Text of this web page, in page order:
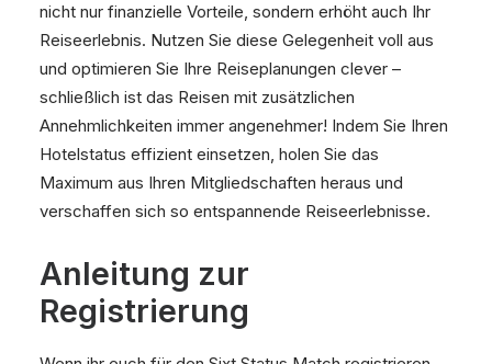
nicht nur finanzielle Vorteile, sondern erhöht auch Ihr
Reiseerlebnis. Nutzen Sie diese Gelegenheit voll aus
und optimieren Sie Ihre Reiseplanungen clever –
schließlich ist das Reisen mit zusätzlichen
Annehmlichkeiten immer angenehmer! Indem Sie Ihren
Hotelstatus effizient einsetzen, holen Sie das
Maximum aus Ihren Mitgliedschaften heraus und
verschaffen sich so entspannende Reiseerlebnisse.
Anleitung zur
Registrierung